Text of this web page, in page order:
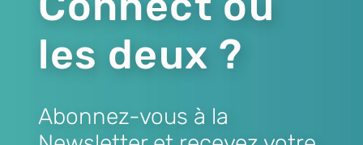
les deux ?
Abonnez-vous à la